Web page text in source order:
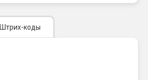
Штрих-коды